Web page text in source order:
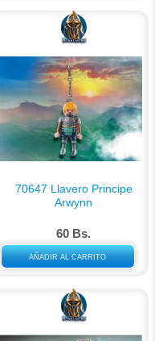
70647 Llavero Principe
Arwynn
60 Bs.
AÑADIR AL CARRITO